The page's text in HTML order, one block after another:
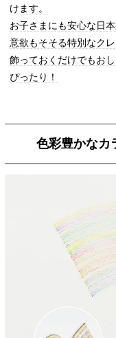
けます。
お子さまにも安心な日
意欲もそそる特別なクレ
飾っておくだけでもお
ぴったり！
色彩豊かなカ